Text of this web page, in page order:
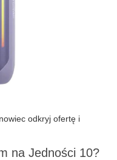
odkryj ofertę i
na Jedności 10?